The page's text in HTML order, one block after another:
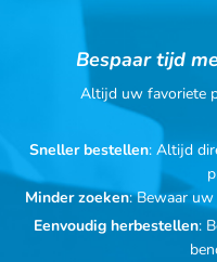
Bespaar tijd
Altijd uw favoriete
Sneller bestellen: Altijd
Minder zoeken: Bewaar
Eenvoudig herbestellen: